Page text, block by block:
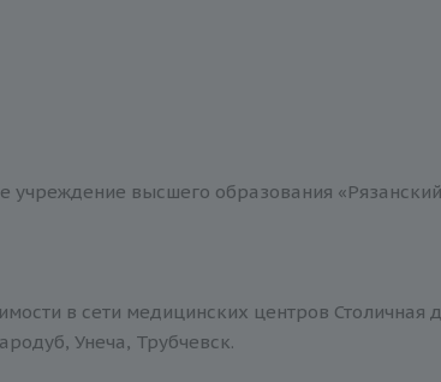
высшего образования
в сети медицинских центров Столичная
Унеча, Трубчевск.